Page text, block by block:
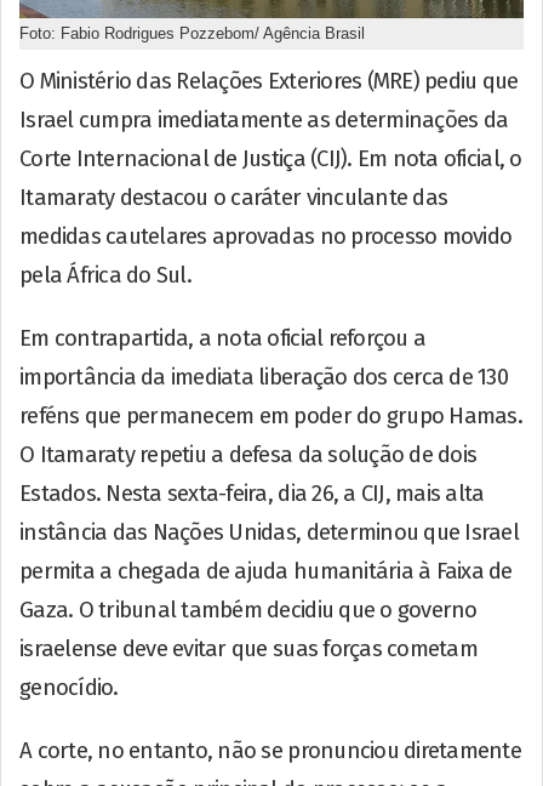
Foto: Fabio Rodrigues Pozzebom/ Agência Brasil
O Ministério das Relações Exteriores (MRE) pediu que
Israel cumpra imediatamente as determinações da
Corte Internacional de Justiça (CIJ). Em nota oficial, o
Itamaraty destacou o caráter vinculante das
medidas cautelares aprovadas no processo movido
pela África do Sul.
Em contrapartida, a nota oficial reforçou a
importância da imediata liberação dos cerca de 130
reféns que permanecem em poder do grupo Hamas.
O Itamaraty repetiu a defesa da solução de dois
Estados. Nesta sexta-feira, dia 26, a CIJ, mais alta
instância das Nações Unidas, determinou que Israel
permita a chegada de ajuda humanitária à Faixa de
Gaza. O tribunal também decidiu que o governo
israelense deve evitar que suas forças cometam
genocídio.
A corte, no entanto, não se pronunciou diretamente